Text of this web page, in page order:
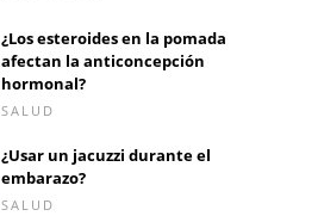
¿Los esteroides en la pomada
afectan la anticoncepción
hormonal?
SALUD
¿Usar un jacuzzi durante el
embarazo?
SALUD